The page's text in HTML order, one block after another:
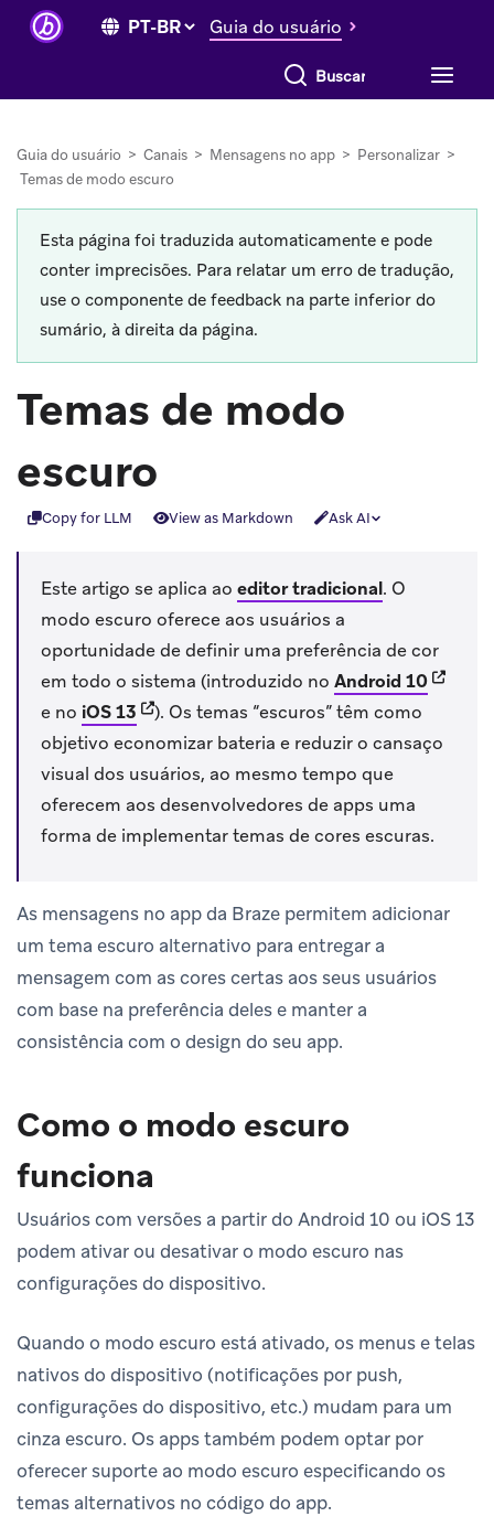
Guia do usuário
Buscar tudo
Guia do usuário > Canais > Mensagens no app > Personalizar >
Temas de modo escuro
Esta página foi traduzida automaticamente e pode
conter imprecisões. Para relatar um erro de tradução,
use o componente de feedback na parte inferior do
sumário, à direita da página.
Temas de modo
escuro
Copy for LLM View as Markdown Ask AI
Este artigo se aplica ao editor tradicional. O
modo escuro oferece aos usuários a
oportunidade de definir uma preferência de cor
em todo o sistema (introduzido no Android 10(opens
e no iOS 13 (opens in new tab)
). Os temas “escuros” têm como
objetivo economizar bateria e reduzir o cansaço
visual dos usuários, ao mesmo tempo que
oferecem aos desenvolvedores de apps uma
forma de implementar temas de cores escuras.
As mensagens no app da Braze permitem adicionar
um tema escuro alternativo para entregar a
mensagem com as cores certas aos seus usuários
com base na preferência deles e manter a
consistência com o design do seu app.
Como o modo escuro
funciona
Usuários com versões a partir do Android 10 ou iOS 13
podem ativar ou desativar o modo escuro nas
configurações do dispositivo.
Quando o modo escuro está ativado, os menus e telas
nativos do dispositivo (notificações por push,
configurações do dispositivo, etc.) mudam para um
cinza escuro. Os apps também podem optar por
oferecer suporte ao modo escuro especificando os
temas alternativos no código do app.